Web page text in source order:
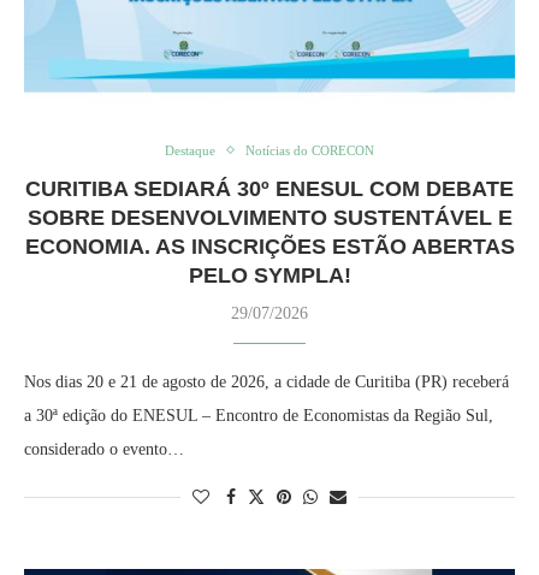
Destaque Notícias do CORECON
CURITIBA SEDIARÁ 30º ENESUL COM DEBATE
SOBRE DESENVOLVIMENTO SUSTENTÁVEL E
ECONOMIA. AS INSCRIÇÕES ESTÃO ABERTAS
PELO SYMPLA!
29/07/2026
Nos dias 20 e 21 de agosto de 2026, a cidade de Curitiba (PR) receberá
a 30ª edição do ENESUL – Encontro de Economistas da Região Sul,
considerado o evento…